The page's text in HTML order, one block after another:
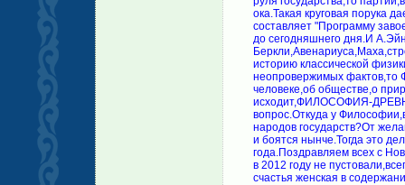
ока.Такая круговая порука
составляет "Программу
до сегодняшнего дня.И
историю классической
неопровержимых
человеке,об обществе,о
исходит,ФИЛОСОФИЯ-
вопрос.Откуда у
народов государств?От
и боятся нынче.Тогда это
года.Поздравляем всех с
в 2012 году не
счастья женская в